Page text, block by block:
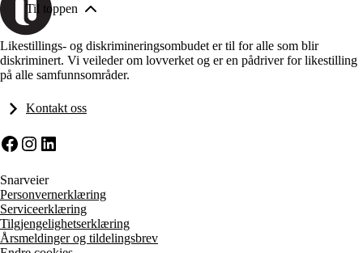
Til toppen
Likestillings- og diskrimineringsombudet er til for alle som blir
diskriminert. Vi veileder om lovverket og er en pådriver for likestilling
på alle samfunnsområder.
Kontakt oss
Facebook
Instagram
LinkedIn
Snarveier
Personvernerklæring
Serviceerklæring
Tilgjengelighetserklæring
Årsmeldinger og tildelingsbrev